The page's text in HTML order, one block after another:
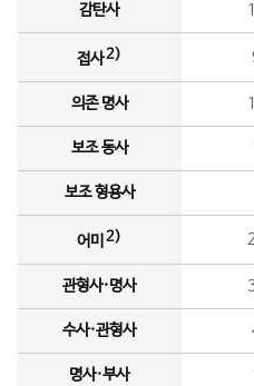
감탄사
접사2)
의존 명사
보조 동사
보조 형용사
어미 2)
관형사·명사
수사·관형사
명사·부사